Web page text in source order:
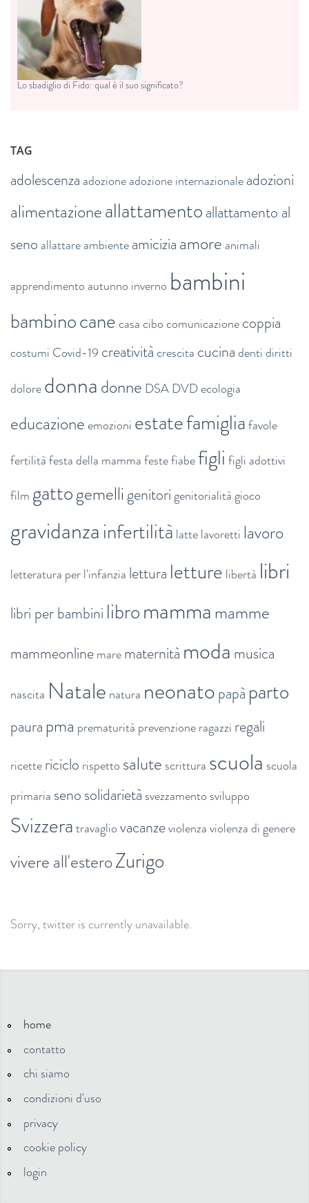
Lo sbadiglio di Fido: qual è il suo significato?
TAG
adolescenza adozioneadozione internazionaleadozioni
alimentazioneallattamentoallattamento al
seno allattareambienteamiciziaamore animali
apprendimento autunno inverno bambini
bambinocanecasacibocomunicazionecoppia
costumi Covid-19 creativitàcrescita cucinadentidiritti
doloredonnadonne DSA DVDecologia
educazioneemozioni estatefamigliafavole
fertilitàfesta della mammafestefiabefigli figli adottivi
film gattogemelligenitorigenitorialitàgioco
gravidanzainfertilità lattelavoretti lavoro
letteratura per l'infanzia lettura letture libertà libri
libri per bambini libromamma mamme
mammeonlinemarematernità moda musica
nascita Natale natura neonatopapà parto
paura pma prematurità prevenzioneragazzi regali
ricettericiclo rispetto salute scrittura scuola scuola
primaria senosolidarietà svezzamento sviluppo
Svizzeratravagliovacanzeviolenzaviolenza di genere
vivere all'esteroZurigo
Sorry, twitter is currently unavailable.
home
contatto
chi siamo
condizioni d'uso
privacy
cookie policy
login